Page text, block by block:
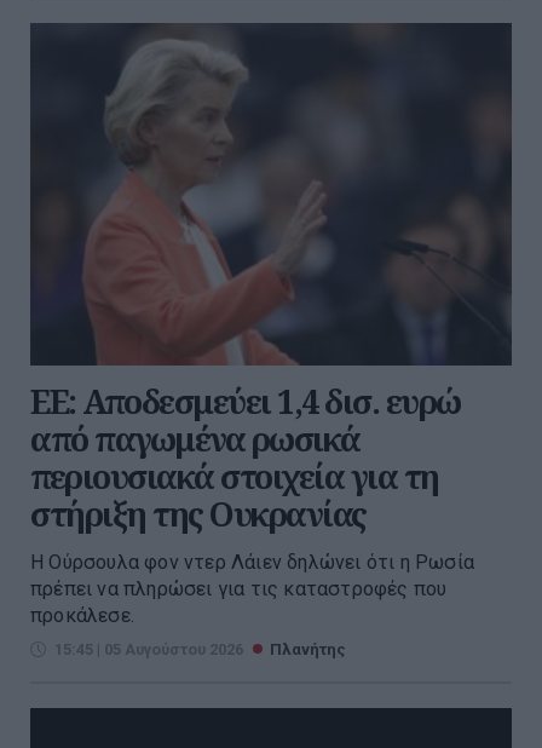
ΕΕ: Αποδεσμεύει 1,4 δισ. ευρώ
από παγωμένα ρωσικά
περιουσιακά στοιχεία για τη
στήριξη της Ουκρανίας
Η Ούρσουλα φον ντερ Λάιεν δηλώνει ότι η Ρωσία
πρέπει να πληρώσει για τις καταστροφές που
προκάλεσε.
15:45 | 05 Αυγούστου 2026 Πλανήτης